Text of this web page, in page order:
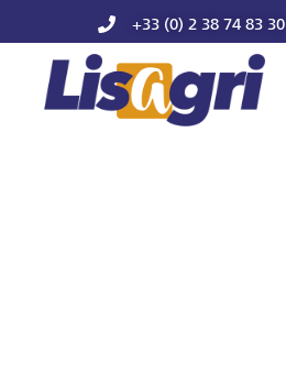
+33 (0) 2 38 74 83 30